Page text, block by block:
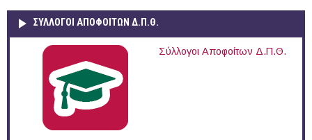
ΣΥΛΛΟΓΟΙ ΑΠΟΦΟΙΤΩΝ Δ.Π.Θ.
Σύλλογοι Αποφοίτων Δ.Π.Θ.